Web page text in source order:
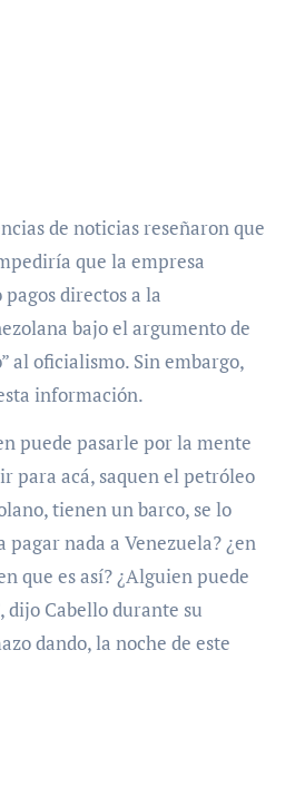
de noticias reseñaron que
que la empresa
directos a la
bajo el argumento de
al oficialismo. Sin embargo,
información.
puede pasarle por la mente
para acá, saquen el petróleo
tienen un barco, se lo
nada a Venezuela? ¿en
que es así? ¿Alguien puede
dijo Cabello durante su
dando, la noche de este